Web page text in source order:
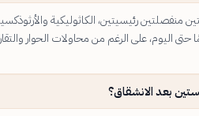
رئيسيتين، الكاثوليكية
حتى اليوم، على الرغم من محاولات الحوار
بعد الانشقاق؟